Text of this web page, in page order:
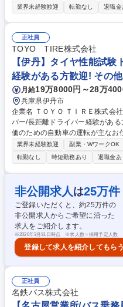
がある方も安心。業務の多くが
から練習できます。大型免許は入
負担＊規定有）。バス未経験から
衝突防止ブレーキ等の最新シス
負担軽減を最優先に考えており
あります。 募集職種 名古屋市【名鉄観光バス運転士】ベテラン歓迎／未
経験〇／定年70歳
業界未経験歓迎 転勤なし 退職金
正社員
TOYO TIRE株式会社
【伊丹】タイヤ性能試
経験がある方歓迎! その
月給19万8000円～28万
兵庫県伊丹市
企業名 ＴＯＹＯ ＴＩＲＥ株式会社 求人名 【伊丹】タイヤ性能試験ドラ
バー/長距離ドライバー経験がある方歓迎！ 仕事の内容
価のための自動車の運転が主な
性能試験のため車の運転です。
の流れをお任せするイメージです。 【具体的な業務内容】■一般道に
て、規定コースを指定された速度
の走行試験を実施■宮崎県・愛知
間出張し、各地で実車試験を実施
析・分析、報告書作成■自動車の
の測定・調整、車両・タイヤ重量
機器・試験機の操作 募集職種 【伊丹】タイヤ性能試験ドライバー/長距離
ドライバー経験がある方歓迎！
業界未経験歓迎 副業・WワークOK
転勤なし
時短勤務あり 退職金あ
非公開求人 は25万件
ご登録いただくと、約25万件の
非公開求人からご希望に沿った
求人をご紹介します。
※2026年3月31日時点 ※求人数＝採用予定人数
登録して求人を紹介してもらう
正社員
名鉄バス株式会社